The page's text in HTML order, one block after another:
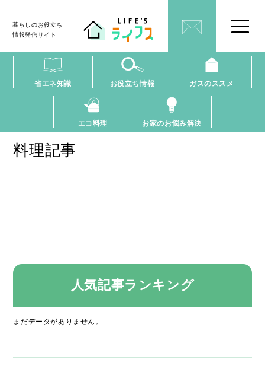
暮らしのお役立ち
情報発信サイト
省エネ知識 お役立ち情報 ガスのススメ
エコ料理 お家のお悩み解決
料理記事
人気記事ランキング
まだデータがありません。